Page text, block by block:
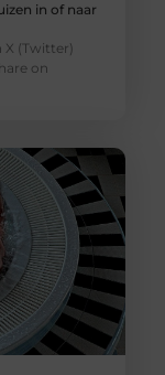
in of naar
X (Twitter)
on